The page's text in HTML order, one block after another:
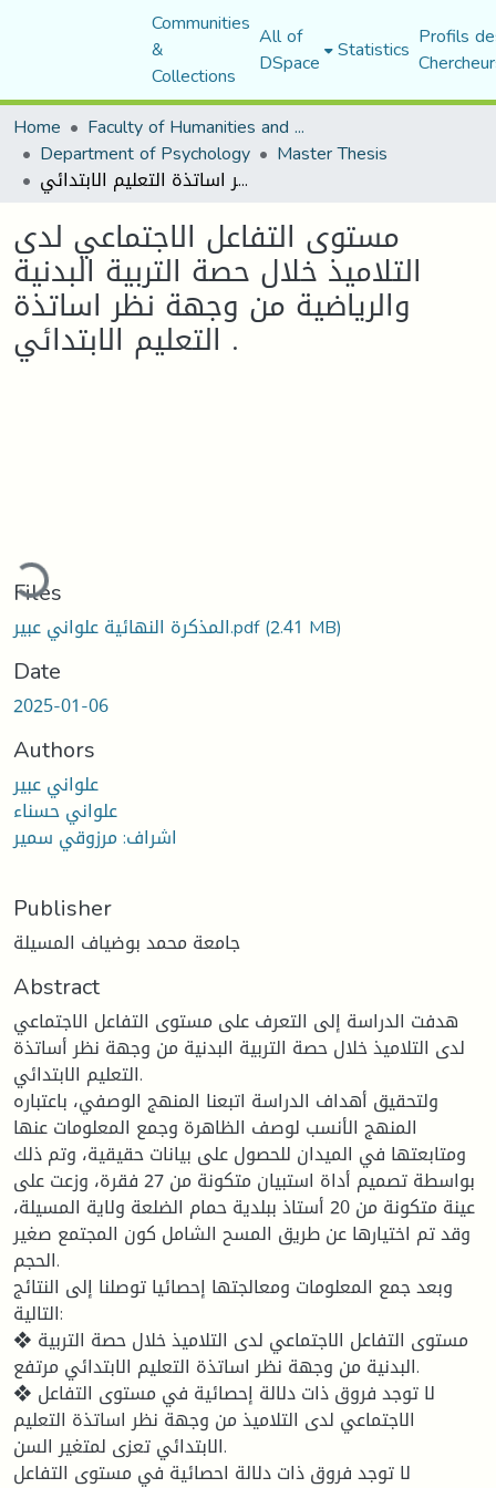
Communities
&
Collections
All of
DSpace Statistics Profils
Home
Faculty of Humanities and Social Sciences
Department of Psychology Master Thesis
مستوى التفاعل الاجتماعي لدى التلاميذ خلال حصة التربية البدنية والرياضية من وجهة نظر اساتذة التعليم الابتدائي .
مستوى التفاعل الاجتماعي لدى
التلاميذ خلال حصة التربية البدنية
والرياضية من وجهة نظر اساتذة
التعليم الابتدائي .
Files
المذكرة النهائية علواني عبير.pdf(2.41 MB)
Date
2025-01-06
Authors
علواني عبير
علواني حسناء
اشراف: مرزوقي سمير
Publisher
جامعة محمد بوضياف المسيلة
Abstract
هدفت الدراسة إلى التعرف على مستوى التفاعل الاجتماعي
لدى التلاميذ خلال حصة التربية البدنية من وجهة نظر أساتذة
التعليم الابتدائي.
ولتحقيق أهداف الدراسة اتبعنا المنهج الوصفي، باعتباره
المنهج الأنسب لوصف الظاهرة وجمع المعلومات عنها
ومتابعتها في الميدان للحصول على بيانات حقيقية، وتم ذلك
بواسطة تصميم أداة استبيان متكونة من 27 فقرة، وزعت على
عينة متكونة من 20 أستاذ ببلدية حمام الضلعة ولاية المسيلة،
وقد تم اختيارها عن طريق المسح الشامل كون المجتمع صغير
الحجم.
وبعد جمع المعلومات ومعالجتها إحصائيا توصلنا إلى النتائج
التالية:
❖ مستوى التفاعل الاجتماعي لدى التلاميذ خلال حصة التربية
البدنية من وجهة نظر اساتذة التعليم الابتدائي مرتفع.
❖ لا توجد فروق ذات دلالة إحصائية في مستوى التفاعل
الاجتماعي لدى التلاميذ من وجهة نظر اساتذة التعليم
الابتدائي تعزى لمتغير السن.
لا توجد فروق ذات دلالة احصائية في مستوى التفاعل